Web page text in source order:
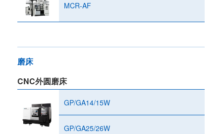
MCR-AF
磨床
CNC外圆磨床
GP/GA14/15W
GP/GA25/26W